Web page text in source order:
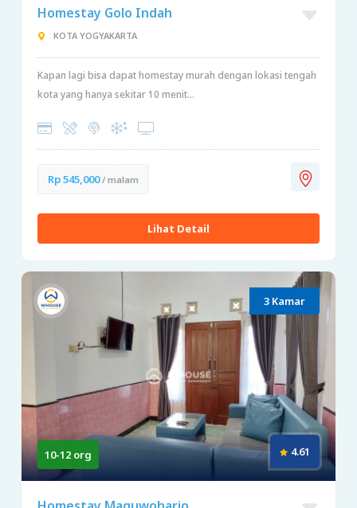
Homestay Golo Indah
KOTA YOGYAKARTA
Kapan lagi bisa dapat homestay murah dengan lokasi tengah
kota yang hanya sekitar 10 menit...
Rp 545,000/ malam
Lihat Detail
3 Kamar
10-12 org 4.61